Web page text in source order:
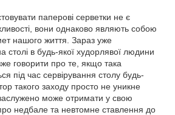
паперові серветки не є
вони однаково являють собою
нашого життя. Зараз уже
столі в будь-якої худорлявої людини
говорити про те, якщо така
під час сервірування столу будь-
такого заходу просто не уникне
заслужено може отримати у свою
недбале та невтомне ставлення до